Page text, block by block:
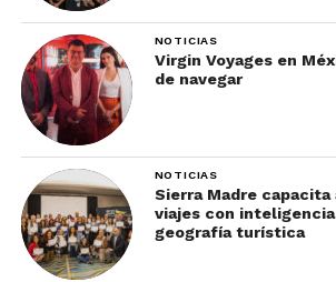
Hotel Boutique
Gustavo
NOTICIAS
Virgin Voyages en
de navegar
NOTICIAS
Sierra Madre capacita
viajes con
geografía turística